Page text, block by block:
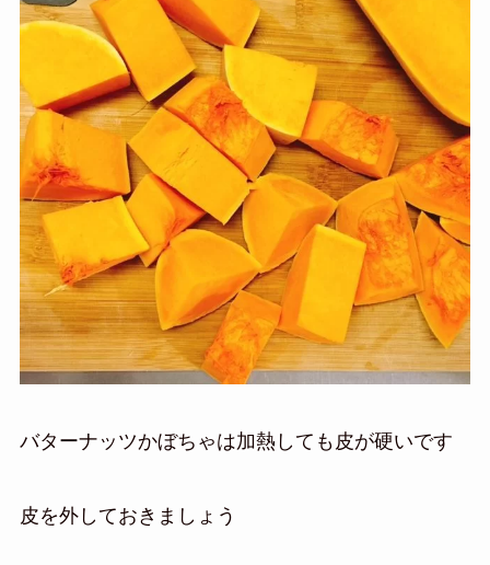
バターナッツかぼちゃは加熱しても皮が硬いです
皮を外しておきましょう